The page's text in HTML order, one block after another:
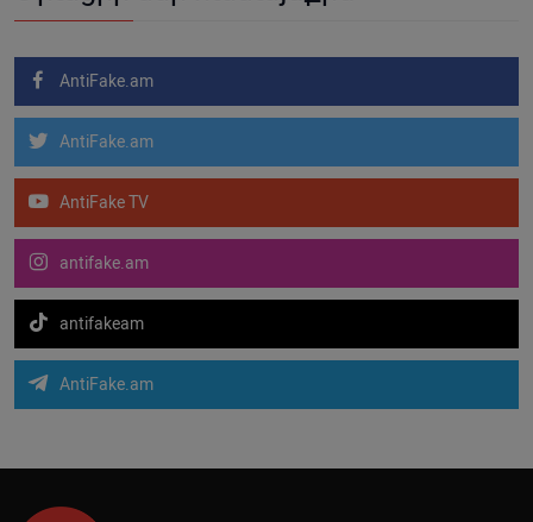
AntiFake.am
AntiFake.am
AntiFake TV
antifake.am
antifakeam
AntiFake.am